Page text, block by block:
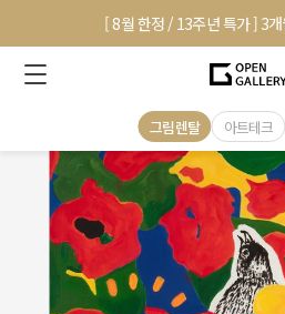
[ 8월 한정 / 13주년 특가 ] 3
그림렌탈 아트테크